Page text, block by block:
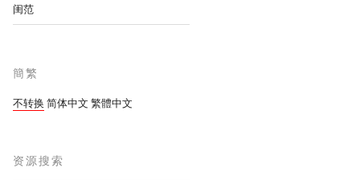
闺范
簡繁
不转换 简体中文 繁體中文
资源搜索